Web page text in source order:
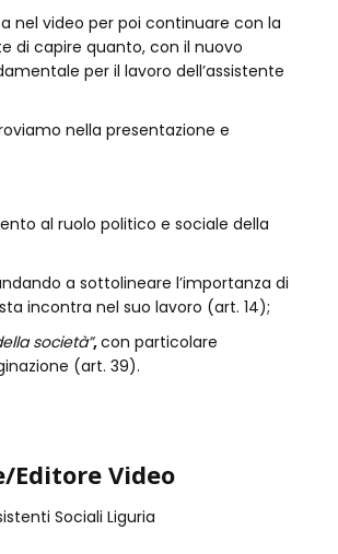
nel video per poi continuare con la
di capire quanto, con il nuovo
per il lavoro dell’assistente
nella presentazione e
al ruolo politico e sociale della
a sottolineare l’importanza di
incontra nel suo lavoro (art. 14);
società”,con particolare
(art. 39).
Editore Video
Sociali Liguria